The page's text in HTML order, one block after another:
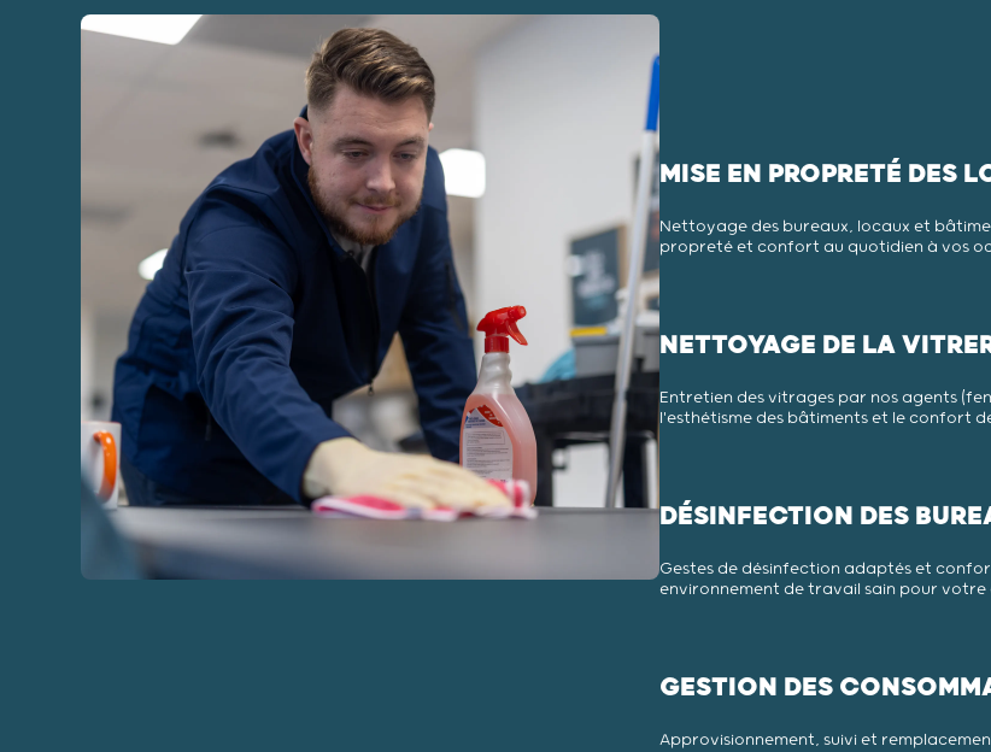
MISE EN PROPRETÉ DES
Nettoyage des bureaux, locaux et
propreté et confort au quotidien à vos
NETTOYAGE DE LA
Entretien des vitrages par nos agents
l'esthétisme des bâtiments et le confort
DÉSINFECTION DES
Gestes de désinfection adaptés et
environnement de travail sain pour votre
GESTION DES
Approvisionnement, suivi et